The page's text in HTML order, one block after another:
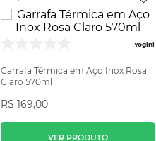
Yogini
Garrafa Térmica em Aço Inox Rosa
Claro 570ml
R$ 169,00
VER PRODUTO